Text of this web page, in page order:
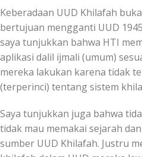
Keberadaan UUD Khilafah
bertujuan mengganti UUD
saya tunjukkan bahwa HTI
aplikasi dalil ijmali (umum)
mereka lakukan karena tidak
(terperinci) tentang sistem
Saya tunjukkan juga bahwa
tidak mau memakai sejarah
sumber UUD Khilafah. Justru